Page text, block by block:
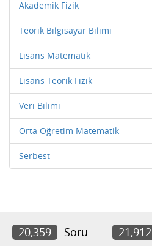
Akademik Fizik
Teorik Bilgisayar Bilimi
Lisans Matematik
Lisans Teorik Fizik
Veri Bilimi
Orta Öğretim Matematik
Serbest
20,359 Soru 21,912